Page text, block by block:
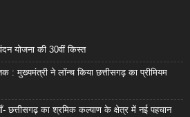
योजना की 30वीं किस्त
: मुख्यमंत्री ने लॉन्च किया छत्तीसगढ़ का प्रीमियम
छत्तीसगढ़ का श्रमिक कल्याण के क्षेत्र में नई पहचान